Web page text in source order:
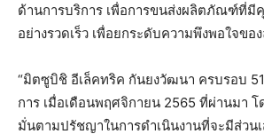
ด้านการบริการ เพื่อการขนส่งผลิตภัณฑ์ที่มี
อย่างรวดเร็ว เพื่อยกระดับความพึงพอใจขอ
“มิตซูบิชิ อีเล็คทริค กันยงวัฒนา ครบรอบ
การ เมื่อเดือนพฤศจิกายน 2565 ที่ผ่านมา
มั่นตามปรัชญาในการดำเนินงานที่จะมีส่วน